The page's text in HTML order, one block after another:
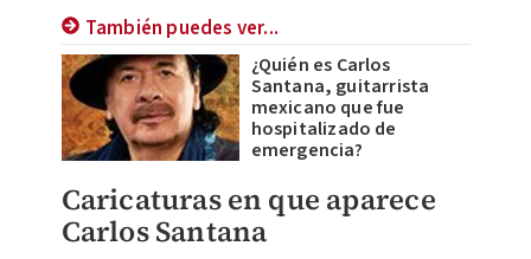
También puedes ver...
¿Quién es Carlos
Santana, guitarrista
mexicano que fue
hospitalizado de
emergencia?
Caricaturas en que aparece
Carlos Santana